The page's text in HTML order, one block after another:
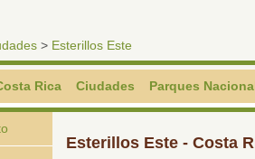
> Esterillos Este
Rica Ciudades Parques
Esterillos Este - Costa